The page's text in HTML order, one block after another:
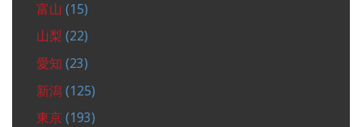
富山 (15)
山梨 (22)
愛知 (23)
新潟 (125)
東京 (193)